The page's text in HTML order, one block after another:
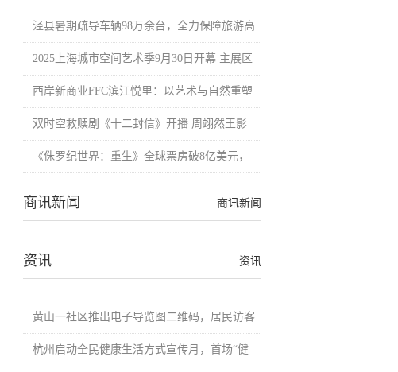
泾县暑期疏导车辆98万余台，全力保障旅游高
2025上海城市空间艺术季9月30日开幕 主展区
西岸新商业FFC滨江悦里：以艺术与自然重塑
双时空救赎剧《十二封信》开播 周翊然王影
《侏罗纪世界：重生》全球票房破8亿美元，
商讯新闻
商讯新闻
资讯
资讯
黄山一社区推出电子导览图二维码，居民访客
杭州启动全民健康生活方式宣传月，首场“健